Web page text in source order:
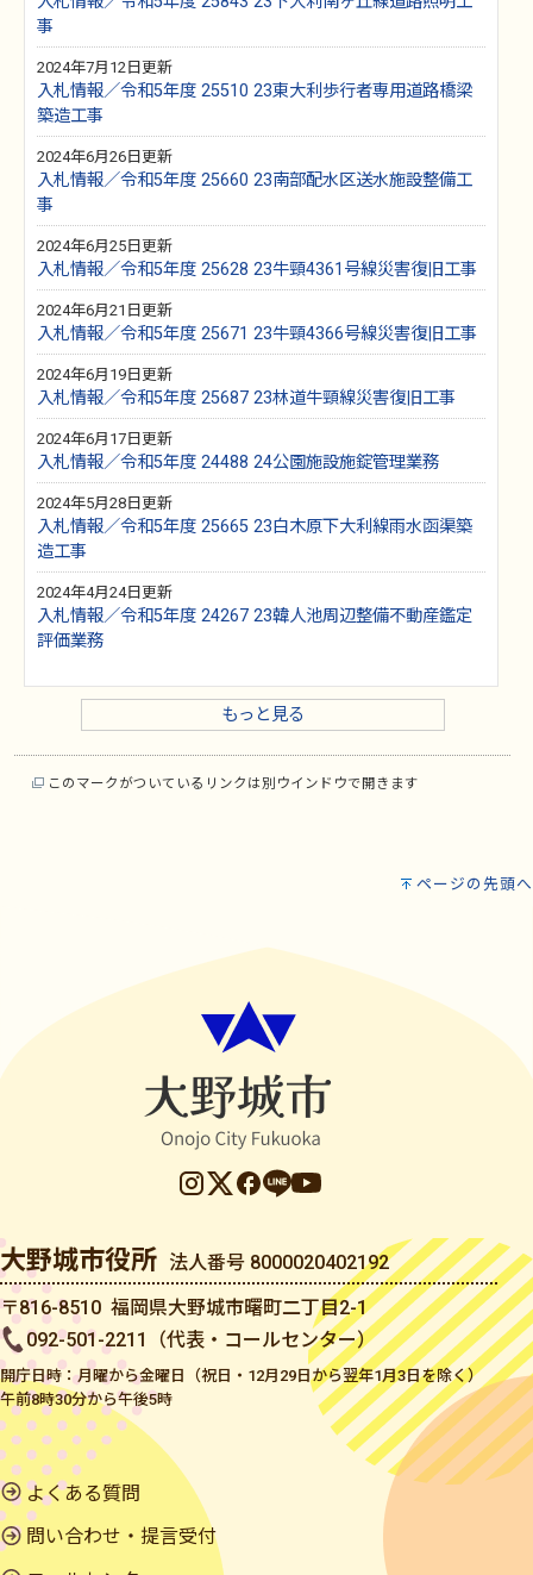
事
2024年7月12日更新
入札情報／令和5年度 25510 23東大利歩行者専用道路橋梁
築造工事
2024年6月26日更新
入札情報／令和5年度 25660 23南部配水区送水施設整備工
事
2024年6月25日更新
入札情報／令和5年度 25628 23牛頸4361号線災害復旧工事
2024年6月21日更新
入札情報／令和5年度 25671 23牛頸4366号線災害復旧工事
2024年6月19日更新
入札情報／令和5年度 25687 23林道牛頸線災害復旧工事
2024年6月17日更新
入札情報／令和5年度 24488 24公園施設施錠管理業務
2024年5月28日更新
入札情報／令和5年度 25665 23白木原下大利線雨水函渠築
造工事
2024年4月24日更新
入札情報／令和5年度 24267 23韓人池周辺整備不動産鑑定
評価業務
もっと見る
このマークがついているリンクは別ウインドウで開きます
ページの先頭へ
大野城市役所 法人番号 8000020402192
〒816-8510 福岡県大野城市曙町二丁目2-1
092-501-2211（代表・コールセンター）
開庁日時：月曜から金曜日（祝日・12月29日から翌年1月3日を除く）
午前8時30分から午後5時
よくある質問
問い合わせ・提言受付